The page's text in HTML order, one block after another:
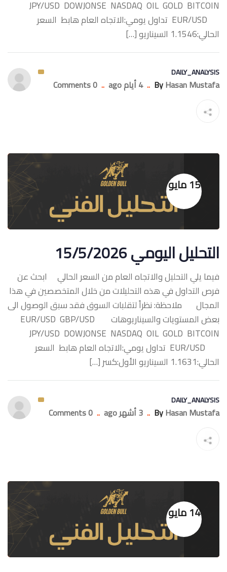
‏EUR/USD تداول يومي:الاتجاه العام هابط السعر
الحالي:1.1546 السيناريو […]
DAILY_ANALYSIS
ByHasan Mustafa
.. 4 أيام ago ..
0 Comments
15 مايو
التحليل اليومي 15/5/2026
فيما يلي التحليل والاتجاه العام من السعر الحالي ابحث عن
فرص التداول في هذه التحليلات من خلال المتخصصين في هذا
المجال ملاحظة: نظراً لتقلبات السوق فقد سبق الوصول الى
بعض المستويات والسيناريوهات ‏EUR/USD GBP/USD
JPY/USD DOWJONSE NASDAQ OIL GOLD BITCOIN
‏EUR/USD تداول يومي:الاتجاه العام هابط السعر
الحالي:1.1631 السيناريو الأول:كسر […]
DAILY_ANALYSIS
ByHasan Mustafa
.. 3 أشهر ago ..
0 Comments
14 مايو